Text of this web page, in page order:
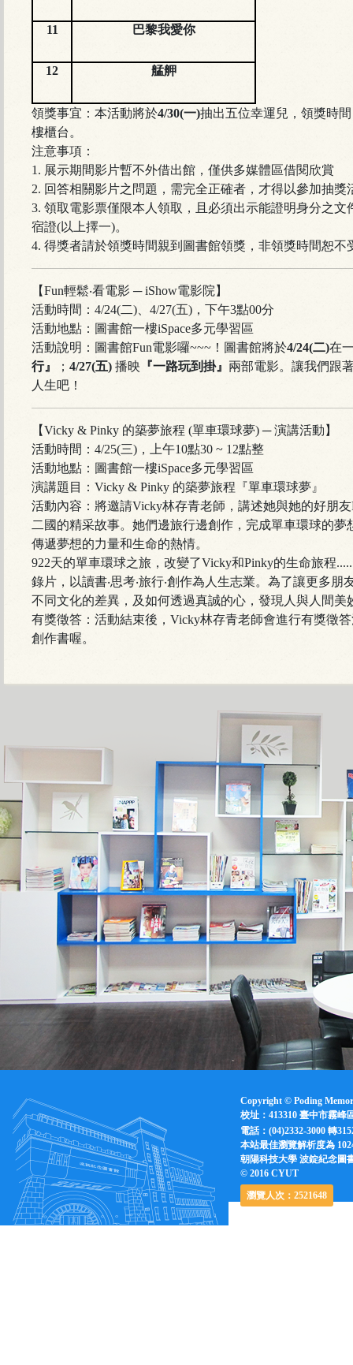
11 巴黎我愛你
12 艋舺
領獎事宜：本活動將於4/30(一)抽出五位幸運兒，領獎時
樓櫃台。
注意事項：
1. 展示期間影片暫不外借出館，僅供多媒體區借閱欣賞
2. 回答相關影片之問題，需完全正確者，才得以參加抽獎
3. 領取電影票僅限本人領取，且必須出示能證明身分之
宿證(以上擇一)。
4. 得獎者請於領獎時間親到圖書館領獎，非領獎時間恕不
【Fun輕鬆‧看電影 ─ iShow電影院】
活動時間：4/24(二)、4/27(五)，下午3點00分
活動地點：圖書館一樓iSpace多元學習區
活動說明：圖書館Fun電影囉~~~！圖書館將於4/24(二)在
行』
； 4/27(五) 播映 『一路玩到掛』 兩部電影。讓我們跟
人生吧！
【Vicky & Pinky 的築夢旅程 (單車環球夢) ─ 演講活動】
活動時間：4/25(三)，上午10點30 ~ 12點整
活動地點：圖書館一樓iSpace多元學習區
演講題目：Vicky & Pinky 的築夢旅程『單車環球夢』
活動內容：將邀請Vicky林存青老師，講述她與她的好朋
二國的精采故事。她們邊旅行邊創作，完成單車環球的
傳遞夢想的力量和生命的熱情。
922天的單車環球之旅，改變了Vicky和Pinky的生命旅程
錄片，以讀書‧思考‧旅行‧創作為人生志業。為了讓更多
不同文化的差異，及如何透過真誠的心，發現人與人間美
有獎徵答：活動結束後，Vicky林存青老師會進行有獎徵
創作書喔。
Copyright © Poding
校址：413310 臺中市霧
電話：(04)2332-3000 轉
本站最佳瀏覽解析度為
朝陽科技大學 波錠紀念圖
© 2016 CYUT
瀏覽人次：2521648